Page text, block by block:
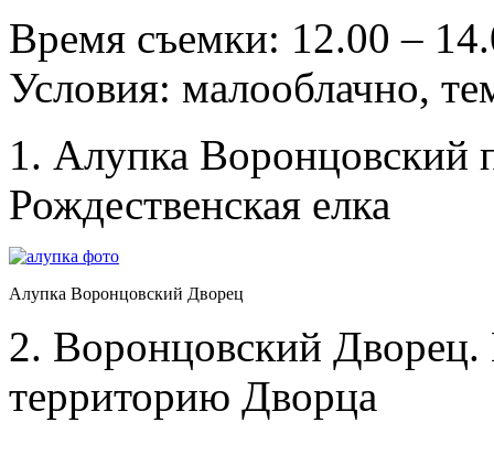
Время съемки: 12.00 –
Условия: малооблачно,
1. Алупка Воронцовский
Рождественская елка
Алупка Воронцовский Дворец
2. Воронцовский
территорию Дворца